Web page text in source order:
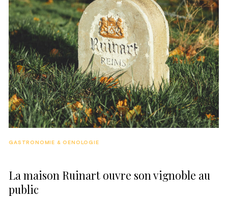
La maison Ruinart ouvre son vignoble au
public
GASTRONOMIE & OENOLOGIE